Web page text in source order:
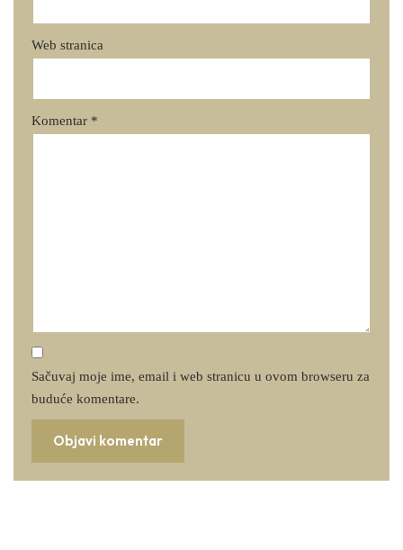
Web stranica
Komentar *
Sačuvaj moje ime, email i web stranicu u ovom browseru za
buduće komentare.